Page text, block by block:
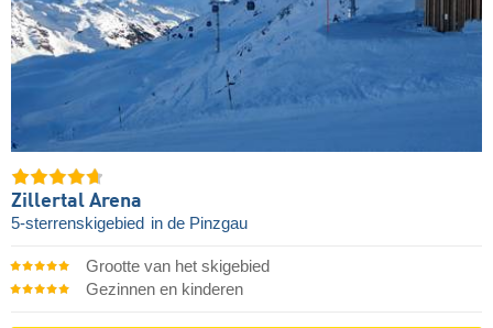
Zillertal Arena
5-sterrenskigebied in de Pinzgau
Grootte van het skigebied
Gezinnen en kinderen